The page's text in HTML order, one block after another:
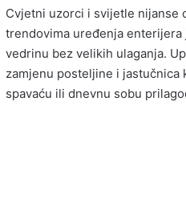
Cvjetni uzorci i svijetle nijanse
trendovima uređenja
vedrinu bez velikih ulaganja.
zamjenu posteljine i jastučnica
spavaću ili dnevnu sobu